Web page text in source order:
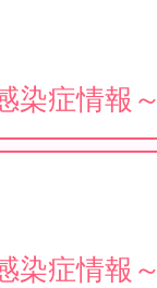
染症情報～
染症情報～